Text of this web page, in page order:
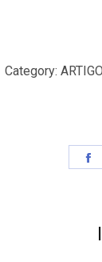
Category: